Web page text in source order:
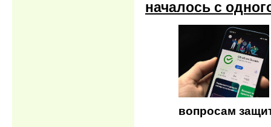
началось с
вопросам